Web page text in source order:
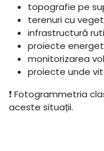
topografie pe
terenuri cu
infrastructură
proiecte
monitorizarea
proiecte unde
❗ Fotogrammetria
aceste situații.